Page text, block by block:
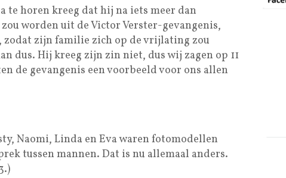
te horen kreeg dat hij na iets meer dan
worden uit de Victor Verster-gevangenis,
zodat zijn familie zich op de vrijlating zou
dus. Hij kreeg zijn zin niet, dus wij zagen op 11
de gevangenis een voorbeeld voor ons allen
Naomi, Linda en Eva waren fotomodellen
tussen mannen. Dat is nu allemaal anders.